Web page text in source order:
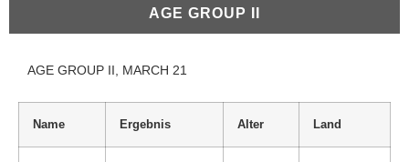
AGE GROUP II
AGE GROUP II, MARCH 21
Name Ergebnis Alter Land